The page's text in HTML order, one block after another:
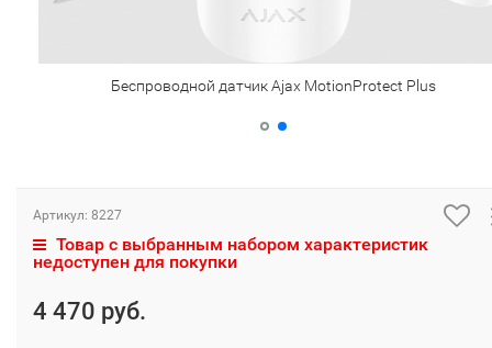
Беспроводной датчик Ajax MotionProtect Plus
Артикул: 8227
Товар с выбранным набором характеристик
недоступен для покупки
4 470 руб.